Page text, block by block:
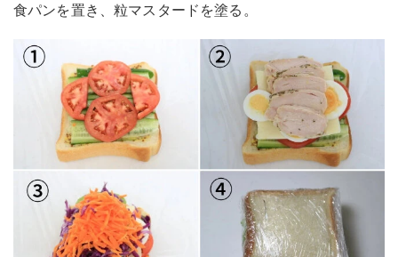
食パンを置き、粒マスタードを塗る。